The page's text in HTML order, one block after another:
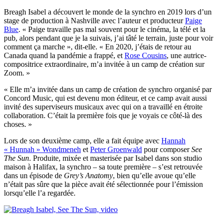
Breagh Isabel a découvert le monde de la synchro en 2019 lors d’un
stage de production à Nashville avec l’auteur et producteurPaige
Blue. « Paige travaille pas mal souvent pour le cinéma, la télé et la
pub, alors pendant que je la suivais, j’ai tâté le terrain, juste pour voir
comment ça marche », dit-elle. « En 2020, j’étais de retour au
Canada quand la pandémie a frappé, et Rose Cousins, une autrice-
compositrice extraordinaire, m’a invitée à un camp de création sur
Zoom. »
« Elle m’a invitée dans un camp de création de synchro organisé par
Concord Music, qui est devenu mon éditeur, et ce camp avait aussi
invité des superviseurs musicaux avec qui on a travaillé en étroite
collaboration. C’était la première fois que je voyais ce côté-là des
choses. »
Lors de son deuxième camp, elle a fait équipe avec Hannah
« Hunnah » Wondmeneh et Peter Groenwald pour composerSee
The Sun. Produite, mixée et masterisée par Isabel dans son studio
maison à Halifax, la synchro – sa toute première – s’est retrouvée
dans un épisode de Grey’s Anatomy, bien qu’elle avoue qu’elle
n’était pas sûre que la pièce avait été sélectionnée pour l’émission
lorsqu’elle l’a regardée.